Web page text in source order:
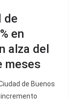
de
en
alza del
meses
de Buenos